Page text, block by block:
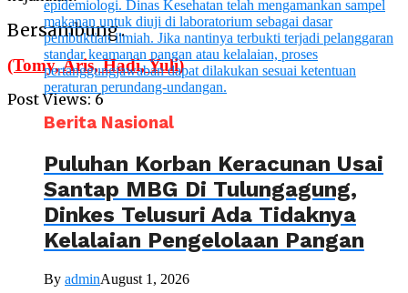
Bersambung..
(Tomy, Aris, Hadi, Yuli)
Post Views: 6
Berita Nasional
Puluhan Korban Keracunan Usai
Santap MBG Di Tulungagung,
Dinkes Telusuri Ada Tidaknya
Kelalaian Pengelolaan Pangan
By adminAugust 1, 2026